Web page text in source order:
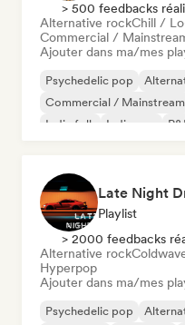
> 500 feedbacks
Alternative rockChill /
Commercial /
Ajouter dans ma/mes
Psychedelic pop
Commercial / Mainstream
Indie folk
Indie pop
Late Night
Playlist
> 2000 feedbacks
Alternative rock
Hyperpop
Ajouter dans ma/mes
Psychedelic pop